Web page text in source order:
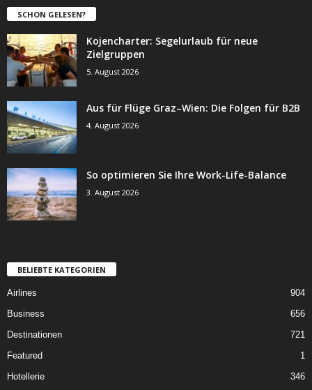
SCHON GELESEN?
Kojencharter: Segelurlaub für neue
Zielgruppen
5. August 2026
Aus für Flüge Graz–Wien: Die Folgen für B2B
4. August 2026
So optimieren Sie Ihre Work-Life-Balance
3. August 2026
BELIEBTE KATEGORIEN
Airlines
904
Business
656
Destinationen
721
Featured
1
Hotellerie
346